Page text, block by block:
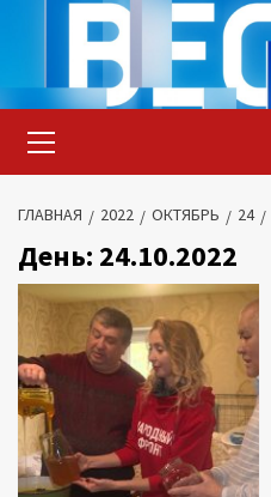
содержимому
меню
ГЛАВНАЯ 2022 ОКТЯБРЬ 24
День: 24.10.2022